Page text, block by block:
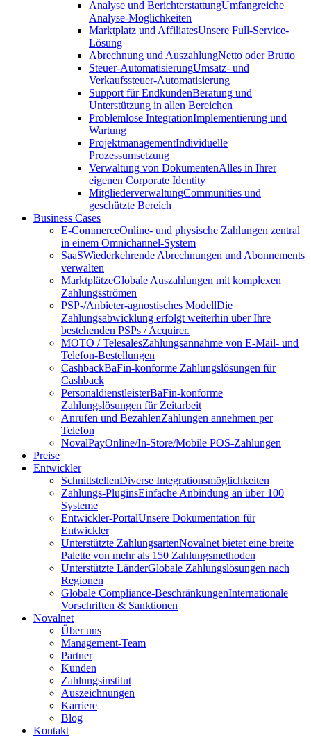
Analyse und BerichterstattungUmfangreiche
Analyse-Möglichkeiten
Marktplatz und AffiliatesUnsere Full-Service-
Lösung
Abrechnung und AuszahlungNetto oder Brutto
Steuer-AutomatisierungUmsatz- und
Verkaufssteuer-Automatisierung
Support für EndkundenBeratung und
Unterstützung in allen Bereichen
Problemlose IntegrationImplementierung und
Wartung
ProjektmanagementIndividuelle
Prozessumsetzung
Verwaltung von DokumentenAlles in Ihrer
eigenen Corporate Identity
MitgliederverwaltungCommunities und
geschützte Bereich
Business Cases
E-CommerceOnline- und physische Zahlungen zentral
in einem Omnichannel-System
SaaSWiederkehrende Abrechnungen und Abonnements
verwalten
MarktplätzeGlobale Auszahlungen mit komplexen
Zahlungsströmen
PSP-/Anbieter‑agnostisches ModellDie
Zahlungsabwicklung erfolgt weiterhin über Ihre
bestehenden PSPs / Acquirer.
MOTO / TelesalesZahlungsannahme von E-Mail- und
Telefon-Bestellungen
CashbackBaFin-konforme Zahlungslösungen für
Cashback
PersonaldienstleisterBaFin-konforme
Zahlungslösungen für Zeitarbeit
Anrufen und BezahlenZahlungen annehmen per
Telefon
NovalPayOnline/In-Store/Mobile POS-Zahlungen
Preise
Entwickler
SchnittstellenDiverse Integrationsmöglichkeiten
Zahlungs-PluginsEinfache Anbindung an über 100
Systeme
Entwickler-PortalUnsere Dokumentation für
Entwickler
Unterstützte ZahlungsartenNovalnet bietet eine breite
Palette von mehr als 150 Zahlungsmethoden
Unterstützte LänderGlobale Zahlungslösungen nach
Regionen
Globale Compliance-BeschränkungenInternationale
Vorschriften & Sanktionen
Novalnet
Über uns
Management-Team
Partner
Kunden
Zahlungsinstitut
Auszeichnungen
Karriere
Blog
Kontakt